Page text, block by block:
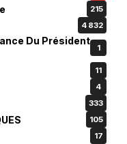
215
4 832
Du Président
1
11
4
333
105
17